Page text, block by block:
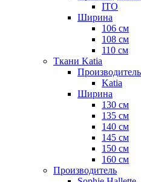
ITO
Ширина
106 см
108 см
110 см
Ткани Katia
Производитель
Katia
Ширина
130 см
135 см
140 см
145 см
150 см
160 см
Производитель